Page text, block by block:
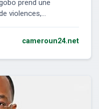
prend une
violences,...
cameroun24.net